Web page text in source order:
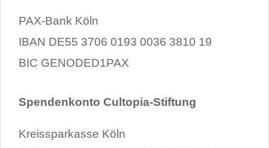
PAX-Bank Köln
IBAN DE55 3706 0193 0036 3810 19
BIC GENODED1PAX
Spendenkonto Cultopia-Stiftung
Kreissparkasse Köln